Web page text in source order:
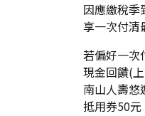
因應繳稅季
享一次付清
若偏好一次
現金回饋(
南山人壽悠
抵用券50元